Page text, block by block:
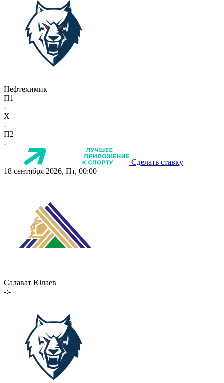
Нефтехимик
П1
-
X
-
П2
-
Сделать ставку
18 сентября 2026, Пт, 00:00
Салават Юлаев
-:-